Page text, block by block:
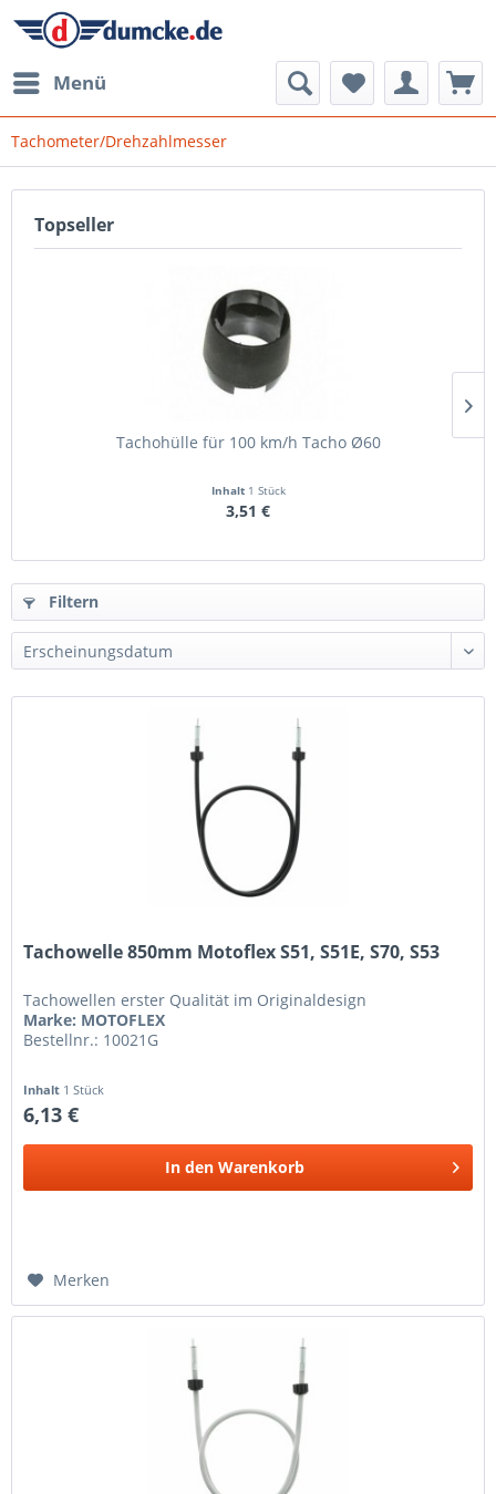
Menü
Tachometer/Drehzahlmesser
Topseller
Tachohülle für 100 km/h Tacho Ø60
Inhalt 1 Stück
3,51 €
Filtern
Tachowelle 850mm Motoflex S51, S51E, S70, S53
Tachowellen erster Qualität im Originaldesign
Marke: MOTOFLEX
Bestellnr.: 10021G
Inhalt 1 Stück
6,13 €
In den Warenkorb
Merken